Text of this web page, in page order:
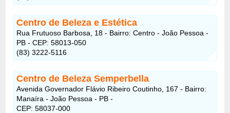
Centro de Beleza e Estética
Rua Frutuoso Barbosa, 18 - Bairro: Centro - João Pessoa -
PB - CEP: 58013-050
(83) 3222-5116
Centro de Beleza Semperbella
Avenida Governador Flávio Ribeiro Coutinho, 167 - Bairro:
Manaíra - João Pessoa - PB -
CEP: 58037-000